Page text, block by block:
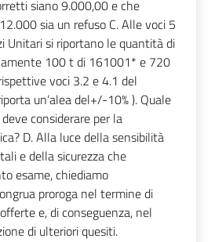
siano 9.000,00 e che
sia un refuso C. Alle voci 5
Unitari si riportano le quantità di
100 t di 161001* e 720
voci 3.2 e 4.1 del
un’alea del+/-10% ). Quale
considerare per la
D. Alla luce della sensibilità
e della sicurezza che
esame, chiediamo
proroga nel termine di
e, di conseguenza, nel
di ulteriori quesiti.